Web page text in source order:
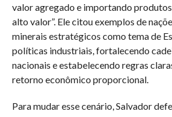
valor agregado e importando
alto valor”. Ele citou exemplos de
minerais estratégicos como tema de
políticas industriais, fortalecendo
nacionais e estabelecendo regras
retorno econômico proporcional.
Para mudar esse cenário, Salvador